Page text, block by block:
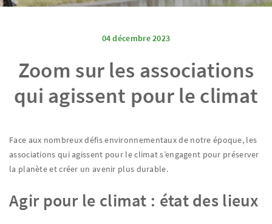
04 décembre 2023
Zoom sur les associations
qui agissent pour le climat
Face aux nombreux défis environnementaux de notre époque, les
associations qui agissent pour le climat s’engagent pour préserver
la planète et créer un avenir plus durable.
Agir pour le climat : état des lieux